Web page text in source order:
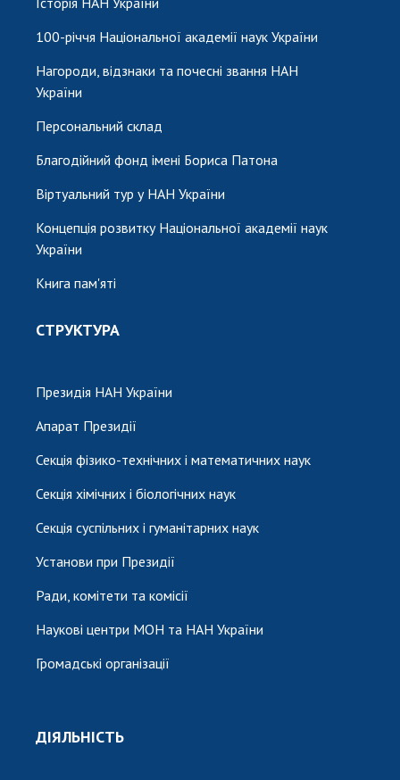
100-річчя Національної академії наук України
Нагороди, відзнаки та почесні звання НАН
України
Персональний склад
Благодійний фонд імені Бориса Патона
Віртуальний тур у НАН України
Концепція розвитку Національної академії наук
України
Книга пам'яті
СТРУКТУРА
Президія НАН України
Апарат Президії
Секція фізико-технічних і математичних наук
Секція хімічних і біологічних наук
Секція суспільних і гуманітарних наук
Установи при Президії
Ради, комітети та комісії
Наукові центри МОН та НАН України
Громадські організації
ДІЯЛЬНІСТЬ